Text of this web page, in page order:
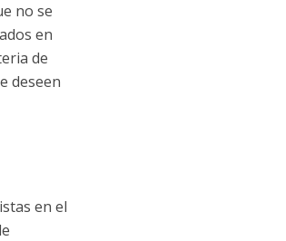
no se
en
de
deseen
en el